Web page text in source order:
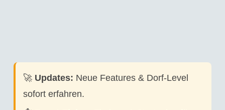
🚀 Updates: Neue Features & Dorf-Level
sofort erfahren.